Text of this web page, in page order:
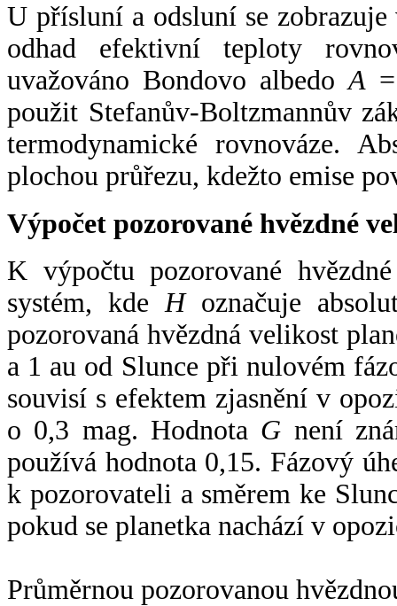
U přísluní a odsluní se
odhad efektivní teploty
uvažováno Bondovo albedoA
použit Stefanův-Boltzmannův
termodynamické rovnováze.
plochou průřezu, kdežto emise
Výpočet pozorované hvězdné
K výpočtu pozorované
systém, kde Hoznačuje
pozorovaná hvězdná velikost
a 1 au od Slunce při nulovém
souvisí s efektem zjasnění v
o 0,3 mag. Hodnota G není
používá hodnota 0,15. Fázový
k pozorovateli a směrem ke
pokud se planetka nachází v
Průměrnou pozorovanou